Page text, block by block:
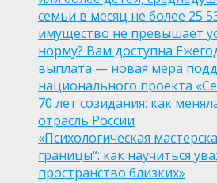
семьи в месяц не более 25
имущество не превышает
норму? Вам доступна
выплата — новая мера
национального проекта
70 лет созидания: как
отрасль России
«Психологическая
границы“: как научиться
пространство близких»